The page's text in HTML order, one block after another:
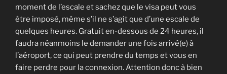
moment de l’escale et sachez que le visa peut vous
être imposé, même s’il ne s’agit que d’une escale de
quelques heures. Gratuit en-dessous de 24 heures, il
faudra néanmoins le demander une fois arrivé(e) à
l’aéroport, ce qui peut prendre du temps et vous en
faire perdre pour la connexion. Attention donc à bien